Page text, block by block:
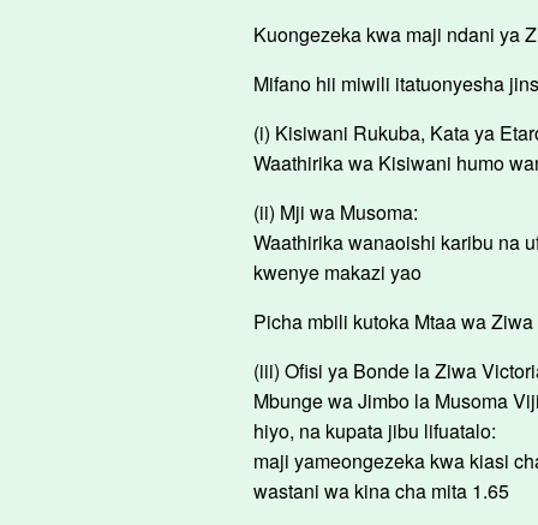
Kuongezeka kwa maji ndani ya
Mifano hii miwili itatuonyesha
(i) Kisiwani Rukuba, Kata ya
Waathirika wa Kisiwani humo
(ii) Mji wa Musoma:
Waathirika wanaoishi karibu na
kwenye makazi yao
Picha mbili kutoka Mtaa wa
(iii) Ofisi ya Bonde la Ziwa
Mbunge wa Jimbo la Musoma
hiyo, na kupata jibu lifuatalo:
maji yameongezeka kwa kiasi
wastani wa kina cha mita 1.65